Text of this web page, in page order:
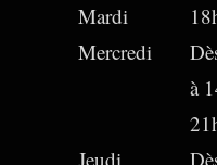
Mardi
Mercredi
à
Jeudi